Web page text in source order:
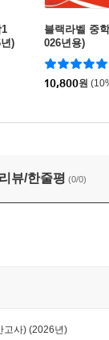
)
블랙라벨 중
026년용)
10,800원
사) (2026년)
리뷰/한줄평 (0/0)
고사) (2026년)